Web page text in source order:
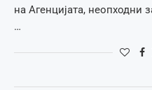
на Агенцијата, неопходни
…